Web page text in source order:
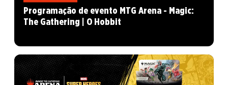
Programação de evento MTG Arena - Magic:
The Gathering | O Hobbit